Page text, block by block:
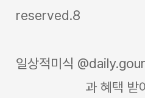
reserved.8
일상적미식
과 혜택 받